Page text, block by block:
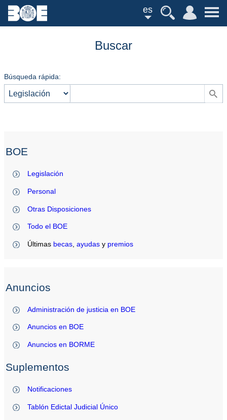
es
Buscar
Búsqueda rápida:
BOE
Legislación
Personal
Otras Disposiciones
Todo el BOE
Últimas becas ,ayudas y premios
Anuncios
Administración de justicia en BOE
Anuncios en BOE
Anuncios en BORME
Suplementos
Notificaciones
Tablón Edictal Judicial Único